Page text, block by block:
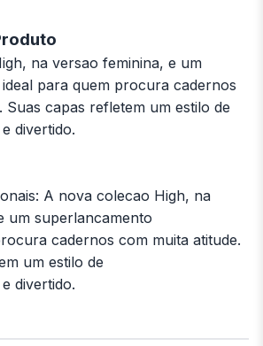
na versao feminina, e um
para quem procura cadernos
Suas capas refletem um estilo de
divertido.
A nova colecao High, na
um superlancamento
cadernos com muita atitude.
um estilo de
divertido.